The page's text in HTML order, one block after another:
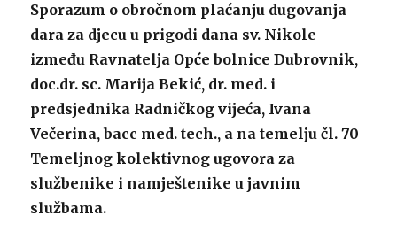
Sporazum o obročnom plaćanju dugovanja
dara za djecu u prigodi dana sv. Nikole
između Ravnatelja Opće bolnice Dubrovnik,
doc.dr. sc. Marija Bekić, dr. med. i
predsjednika Radničkog vijeća, Ivana
Večerina, bacc med. tech., a na temelju čl. 70
Temeljnog kolektivnog ugovora za
službenike i namještenike u javnim
službama.